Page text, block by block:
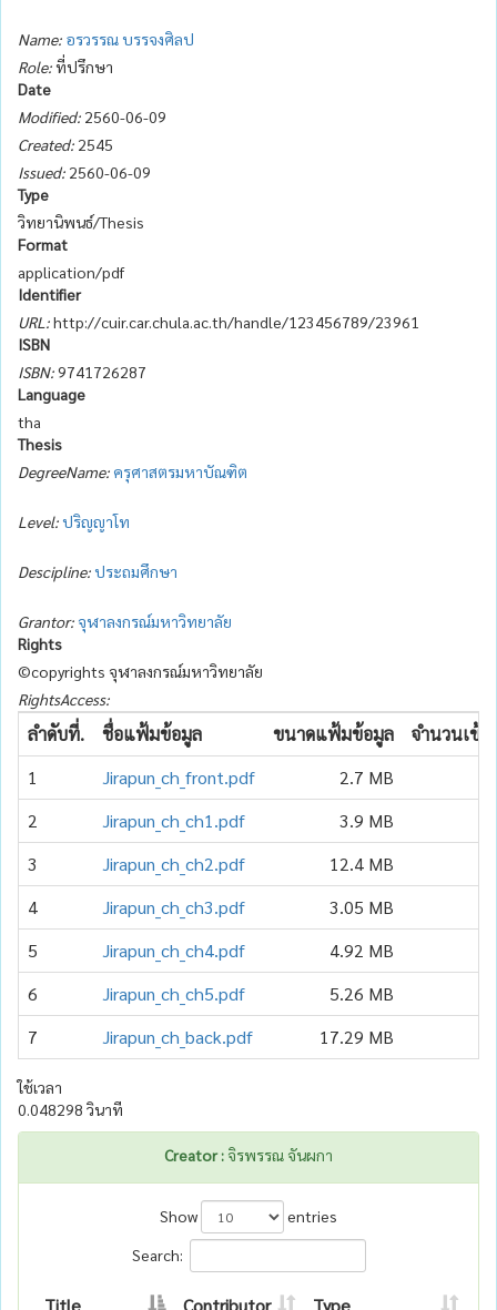
Name: อรวรรณ บรรจงศิลป
Role:ที่ปรึกษา
Date
Modified: 2560-06-09
Created: 2545
Issued: 2560-06-09
Type
วิทยานิพนธ์/Thesis
Format
application/pdf
Identifier
URL:http://cuir.car.chula.ac.th/handle/123456789/23961
ISBN
ISBN:9741726287
Language
tha
Thesis
DegreeName: ครุศาสตรมหาบัณฑิต
Level:ปริญญาโท
Descipline:ประถมศึกษา
Grantor: จุฬาลงกรณ์มหาวิทยาลัย
Rights
©copyrights จุฬาลงกรณ์มหาวิทยาลัย
RightsAccess:
ลำดับที่. ชื่อแฟ้มข้อมูล ขนาดแฟ้มข้อมูล
จำนวนเข้า
1
Jirapun_ch_front.pdf 2.7 MB
2
Jirapun_ch_ch1.pdf 3.9 MB
3
Jirapun_ch_ch2.pdf 12.4 MB
4
Jirapun_ch_ch3.pdf 3.05 MB
5
Jirapun_ch_ch4.pdf 4.92 MB
6
Jirapun_ch_ch5.pdf 5.26 MB
7
Jirapun_ch_back.pdf 17.29 MB
ใช้เวลา
0.048298 วินาที
Creator : จิรพรรณ จันผกา
Show
entries
Search:
Title Contributor Type